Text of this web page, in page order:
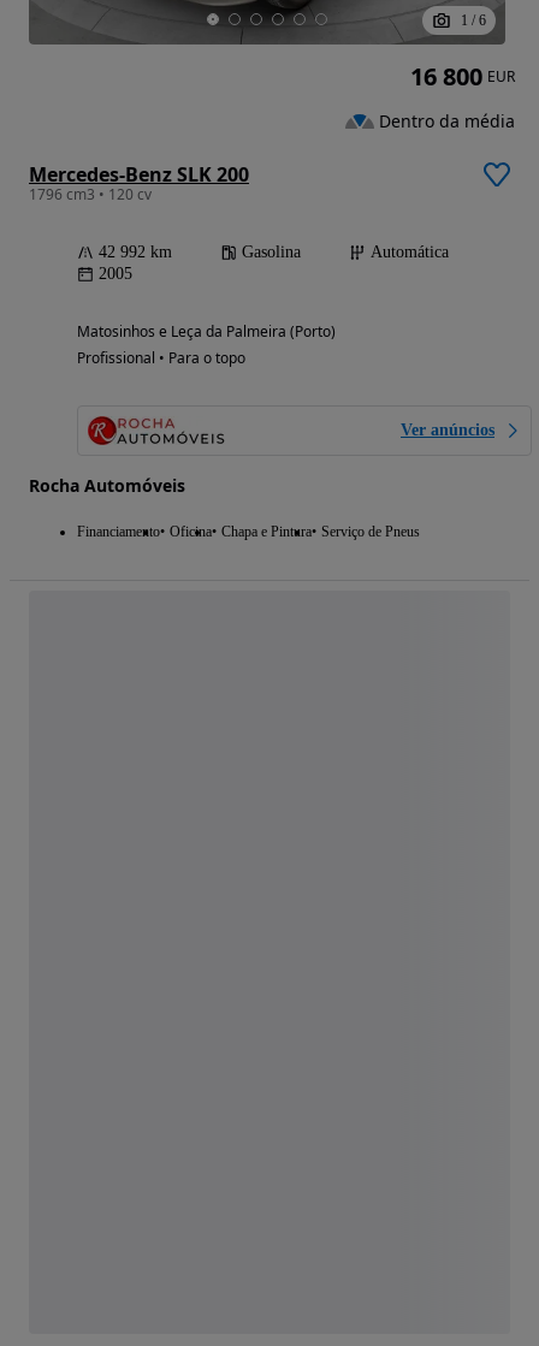
1 / 6
Mercedes-Benz SLK 200
1796 cm3 • 120 cv
42 992 km Gasolina
Automática
2005
Matosinhos e Leça da Palmeira (Porto)
Profissional • Para o topo
Ver anúncios
Rocha Automóveis
Financiamento Oficina Chapa e Pintura Serviço de Pneus
16 800 EUR
Dentro da média